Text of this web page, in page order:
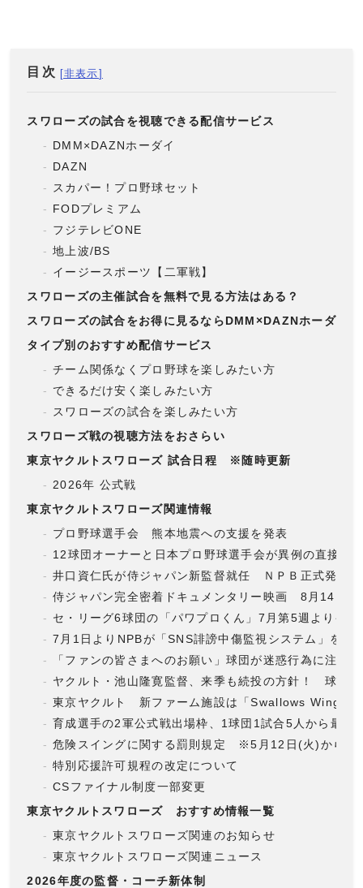
目次
スワローズの試合を視聴できる配信サービス
DMM×DAZNホーダイ
DAZN
スカパー！プロ野球セット
FODプレミアム
フジテレビONE
地上波/BS
イージースポーツ【二軍戦】
スワローズの主催試合を無料で見る方法はある？
スワローズの試合をお得に見るならDMM×DAZNホーダイ
タイプ別のおすすめ配信サービス
チーム関係なくプロ野球を楽しみたい方
できるだけ安く楽しみたい方
スワローズの試合を楽しみたい方
スワローズ戦の視聴方法をおさらい
東京ヤクルトスワローズ 試合日程 ※随時更新
2026年 公式戦
東京ヤクルトスワローズ関連情報
プロ野球選手会 熊本地震への支援を発表
12球団オーナーと日本プロ野球選手会が異例の直接会
井口資仁氏が侍ジャパン新監督就任 ＮＰＢ正式発表
侍ジャパン完全密着ドキュメンタリー映画 8月14日か
セ・リーグ6球団の「パワプロくん」7月第5週より発売
7月1日よりNPBが「SNS誹謗中傷監視システム」を導
「ファンの皆さまへのお願い」球団が迷惑行為に注意
ヤクルト・池山隆寛監督、来季も続投の方針！ 球団
東京ヤクルト 新ファーム施設は「Swallows Wings
育成選手の2軍公式戦出場枠、1球団1試合5人から最大
危険スイングに関する罰則規定 ※5月12日(火)から適
特別応援許可規程の改定について
CSファイナル制度一部変更
東京ヤクルトスワローズ おすすめ情報一覧
東京ヤクルトスワローズ関連のお知らせ
東京ヤクルトスワローズ関連ニュース
2026年度の監督・コーチ新体制